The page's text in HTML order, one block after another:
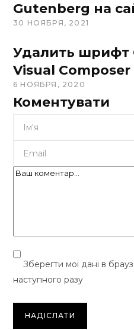
Gutenberg на
30 НОЯБРЯ, 2021
Удалить шрифт
Visual Composer
6 НОЯБРЯ, 2020
Коментувати
Зберегти мої дані в
наступного разу